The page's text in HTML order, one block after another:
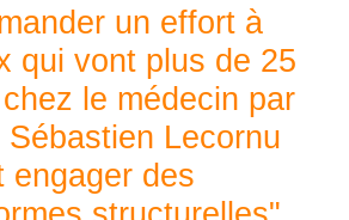
un effort à
qui vont plus de 25
le médecin par
Sébastien Lecornu
engager des